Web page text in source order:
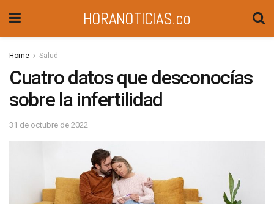
HORANOTICIAS.co
Home Salud
Cuatro datos que desconocías
sobre la infertilidad
31 de octubre de 2022